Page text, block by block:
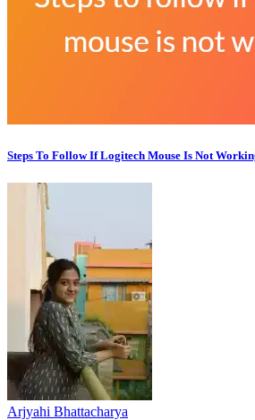
Steps To Follow If Logitech Mouse Is Not
Arjyahi Bhattacharya